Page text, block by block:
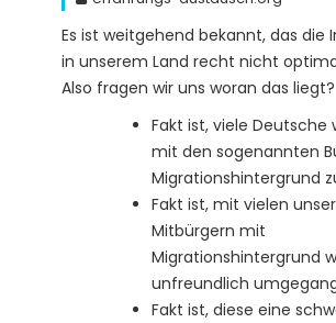
Es ist weitgehend bekannt, das die
in unserem Land recht nicht
Also fragen wir uns woran das liegt?
Fakt ist, viele Deutsche
mit den sogenannten
Migrationshintergrund
Fakt ist, mit vielen
Mitbürgern mit
Migrationshintergrund
unfreundlich
Fakt ist, diese eine